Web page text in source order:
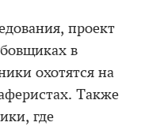
проект
в
охотятся на
Также
где